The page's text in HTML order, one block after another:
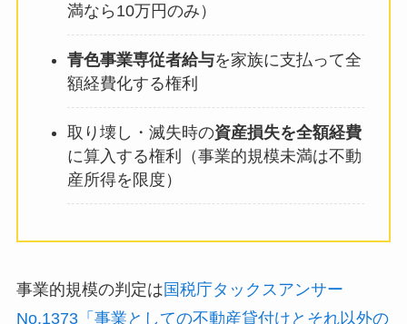
満なら10万円のみ）
青色事業専従者給与を家族に支払って全
額経費化する権利
取り壊し・滅失時の資産損失を全額経費
に算入する権利（事業的規模未満は不動
産所得を限度）
事業的規模の判定は 国税庁タックスアンサー
No.1373「事業としての不動産貸付けとそれ以外の